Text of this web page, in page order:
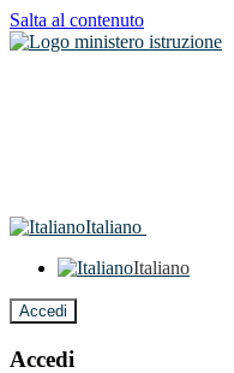
Salta al contenuto
Italiano
Italiano
Accedi
Accedi